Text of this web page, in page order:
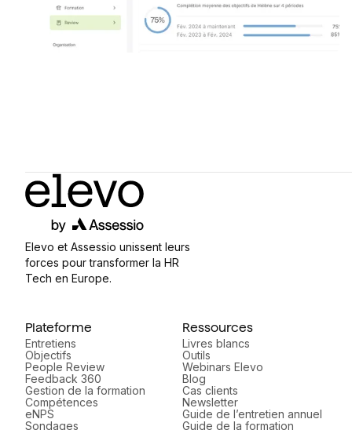
Elevo et Assessio unissent leurs
forces pour transformer la HR
Tech en Europe.
Plateforme
Entretiens
Objectifs
People Review
Feedback 360
Gestion de la formation
Compétences
eNPS
Sondages
Ressources
Livres blancs
Outils
Webinars Elevo
Blog
Cas clients
Newsletter
Guide de l’entretien annuel
Guide de la formation